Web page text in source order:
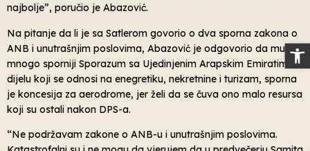
najbolje”, poručio je Abazović.
Na pitanje da li je sa Satlerom govorio o dva sporna zakona o
ANB i unutrašnjim poslovima, Abazović je odgovorio da mu je
mnogo sporniji Sporazum sa Ujedinjenim Arapskim Emiratima u
dijelu koji se odnosi na enegretiku, nekretnine i turizam, sporna
je koncesija za aerodrome, jer želi da se čuva ono malo resursa
koji su ostali nakon DPS-a.
“Ne podržavam zakone o ANB-u i unutrašnjim poslovima.